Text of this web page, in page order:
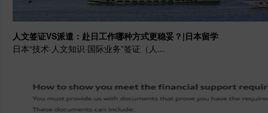
人文签证VS派遣：赴日工作哪种方式更稳妥？|日本留学
日本“技术·人文知识·国际业务”签证（人...